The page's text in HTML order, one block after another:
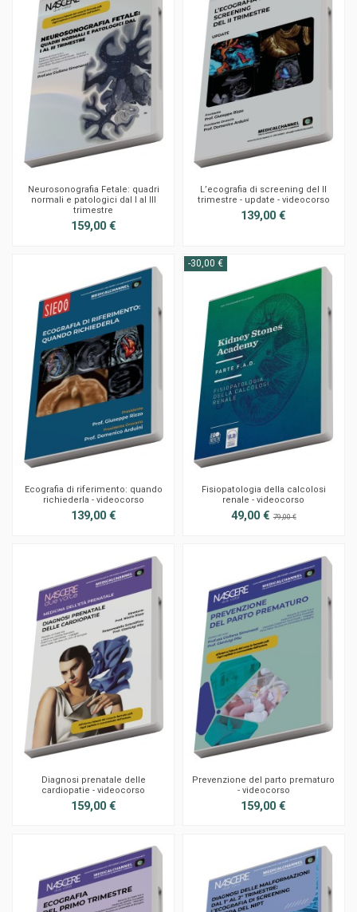
Neurosonografia Fetale: quadri
normali e patologici dal I al III
trimestre
159,00 €
L’ecografia di screening del II
trimestre - update - videocorso
139,00 €
Ecografia di riferimento: quando
richiederla - videocorso
139,00 €
-30,00 €
Fisiopatologia della calcolosi
renale - videocorso
49,00 €79,00 €
Diagnosi prenatale delle
cardiopatie - videocorso
159,00 €
Prevenzione del parto prematuro
- videocorso
159,00 €